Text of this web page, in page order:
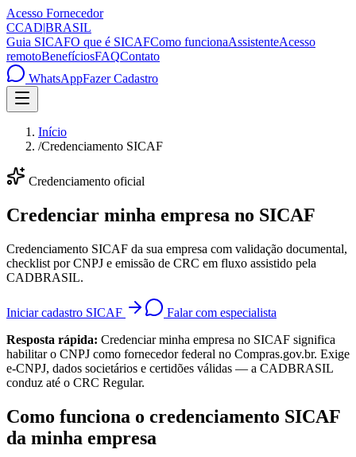
Acesso Fornecedor
CCAD|BRASIL
Guia SICAFO que é SICAFComo funcionaAssistenteAcesso
remotoBenefíciosFAQContato
WhatsAppFazer Cadastro
Início
/Credenciamento SICAF
Credenciamento oficial
Credenciar minha empresa no SICAF
Credenciamento SICAF da sua empresa com validação documental,
checklist por CNPJ e emissão de CRC em fluxo assistido pela
CADBRASIL.
Iniciar cadastro SICAF
Falar com especialista
Resposta rápida: Credenciar minha empresa no SICAF significa
habilitar o CNPJ como fornecedor federal no Compras.gov.br. Exige
e-CNPJ, dados societários e certidões válidas — a CADBRASIL
conduz até o CRC Regular.
Como funciona o credenciamento SICAF
da minha empresa